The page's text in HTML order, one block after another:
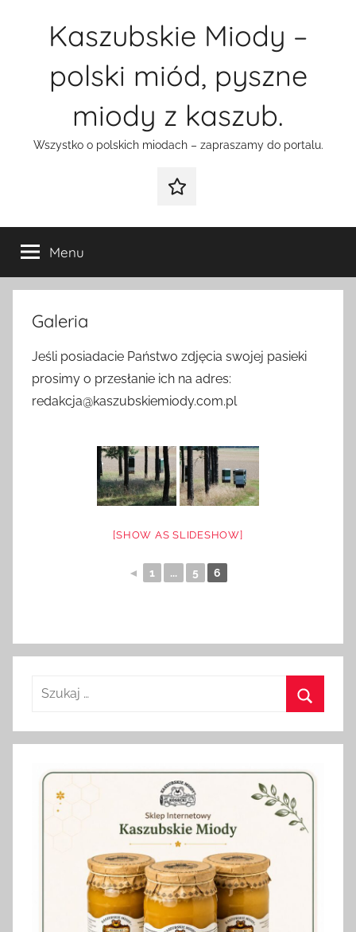
Kaszubskie Miody –
polski miód, pyszne
miody z kaszub.
Wszystko o polskich miodach – zapraszamy do portalu.
Galeria
Menu
Galeria
Jeśli posiadacie Państwo zdjęcia swojej pasieki
prosimy o przesłanie ich na adres:
redakcja@kaszubskiemiody.com.pl
[SHOW AS SLIDESHOW]
◄ 1 ... 5 6
Szukaj: